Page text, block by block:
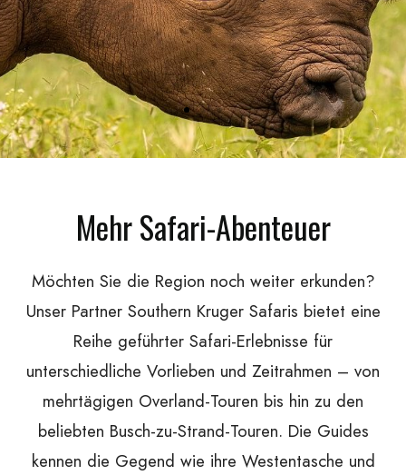
Mehr Safari-Abenteuer
Möchten Sie die Region noch weiter erkunden?
Unser Partner Southern Kruger Safaris bietet eine
Reihe geführter Safari-Erlebnisse für
unterschiedliche Vorlieben und Zeitrahmen – von
mehrtägigen Overland-Touren bis hin zu den
beliebten Busch-zu-Strand-Touren. Die Guides
kennen die Gegend wie ihre Westentasche und